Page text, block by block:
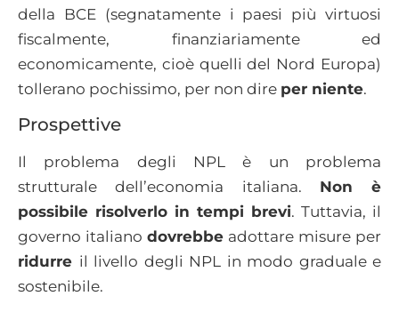
della BCE (segnatamente i paesi più virtuosi
fiscalmente, finanziariamente ed
economicamente, cioè quelli del Nord Europa)
tollerano pochissimo, per non dire per niente.
Prospettive
Il problema degli NPL è un problema
strutturale dell’economia italiana. Non è
possibile risolverlo in tempi brevi. Tuttavia, il
governo italiano dovrebbe adottare misure per
ridurre il livello degli NPL in modo graduale e
sostenibile.